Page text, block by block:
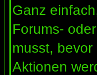
Ganz
Forums-
musst,
Aktionen